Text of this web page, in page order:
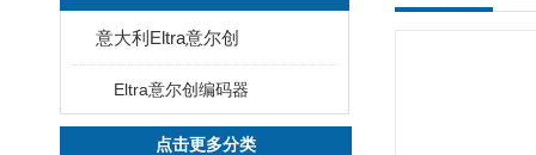
意大利Eltra意尔创
Eltra意尔创编码器
点击更多分类